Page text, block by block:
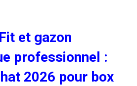
et gazon
professionnel :
2026 pour box